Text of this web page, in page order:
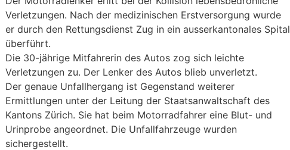
Verletzungen. Nach der medizinischen Erstversorgung wurde
er durch den Rettungsdienst Zug in ein ausserkantonales Spital
überführt.
Die 30-jährige Mitfahrerin des Autos zog sich leichte
Verletzungen zu. Der Lenker des Autos blieb unverletzt.
Der genaue Unfallhergang ist Gegenstand weiterer
Ermittlungen unter der Leitung der Staatsanwaltschaft des
Kantons Zürich. Sie hat beim Motorradfahrer eine Blut- und
Urinprobe angeordnet. Die Unfallfahrzeuge wurden
sichergestellt.